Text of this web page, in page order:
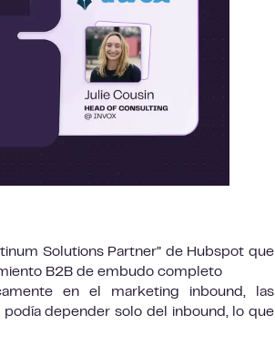
Solutions Partner” de Hubspot que
B2B de embudo completo
en el marketing inbound, las
depender solo del inbound, lo que